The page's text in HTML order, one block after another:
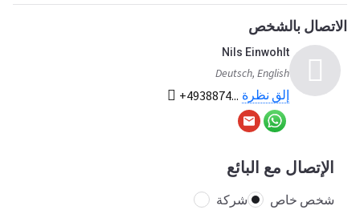
الاتصال بالشخص
Nils Einwohlt
Deutsch, English
+4938874... إلق نظرة
الإتصال مع البائع
شخص خاص شركة